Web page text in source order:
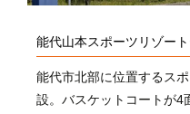
能代山本スポーツリゾー
能代市北部に位置するス
設。バスケットコートが4